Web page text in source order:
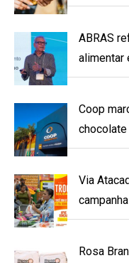
ABRAS
alimentar
Coop
Via
Rosa